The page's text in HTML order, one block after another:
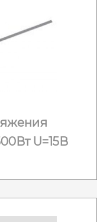
U=15В